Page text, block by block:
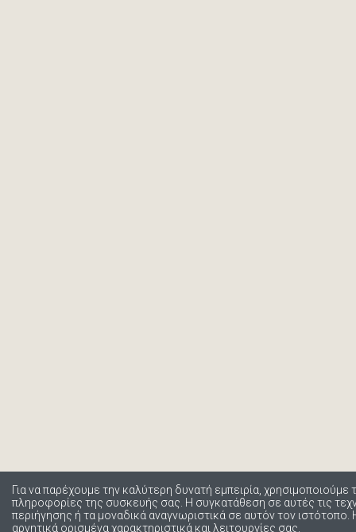
Για να παρέχουμε την καλύτερη δυνατή εμπειρία,
πληροφορίες της συσκευής σας. Η συγκατάθεση σε αυτές τις
περιήγησης ή τα μοναδικά αναγνωριστικά σε αυτόν τον
αρνητικά ορισμένα χαρακτηριστικά και λειτουργίες σας.